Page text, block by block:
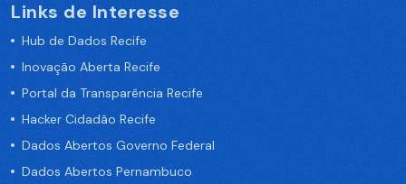
Links de Interesse
Hub de Dados Recife
Inovação Aberta Recife
Portal da Transparência Recife
Hacker Cidadão Recife
Dados Abertos Governo Federal
Dados Abertos Pernambuco